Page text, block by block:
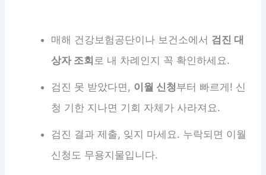
매해 건강보험공단이나 보건소에서 검진 대
상자 조회 로 내 차례인지 꼭 확인하세요.
검진 못 받았다면, 이월 신청부터 빠르게! 신
청 기한 지나면 기회 자체가 사라져요.
검진 결과 제출, 잊지 마세요. 누락되면 이월
신청도 무용지물입니다.